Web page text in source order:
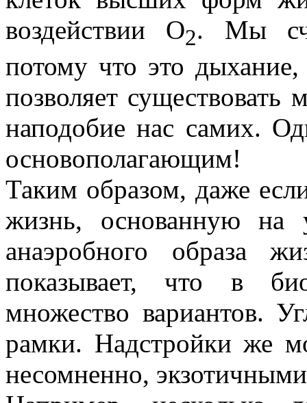
воздействии O2. Мы
потому что это
позволяет
наподобие нас самих.
основополагающим!
Таким образом, даже
жизнь, основанную на
анаэробного образа
показывает, что в
множество вариантов.
рамки. Надстройки же
несомненно,